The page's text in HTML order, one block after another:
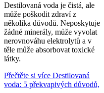
Destilovaná voda je čistá, ale
může poškodit zdraví z
několika důvodů. Neposkytuje
žádné minerály, může vyvolat
nerovnováhu elektrolytů a v
těle může absorbovat toxické
látky.
Přečtěte si více Destilovaná
voda: 5 překvapivých důvodů,